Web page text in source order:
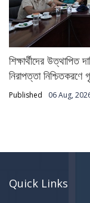
শিক্ষার্থীদের উত্থাপিত
নিরাপত্তা নিশ্চিতকরণে
Published 06 Aug,
Quick Links